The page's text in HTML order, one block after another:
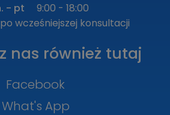
- pt
9:00 - 18:00
po wcześniejszej konsultacji
nas również tutaj
Facebook
What's App